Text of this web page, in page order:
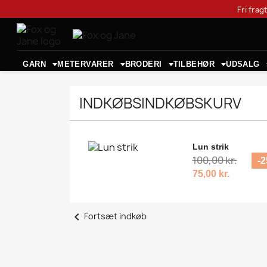
Fri
GARN METERVARER BRODERI TILBEHØR UDSALG
INDKØBSINDKØBSKURV
Lun strik
100,00 kr.
-
75,00 kr.
chevron_left Fortsæt indkøb